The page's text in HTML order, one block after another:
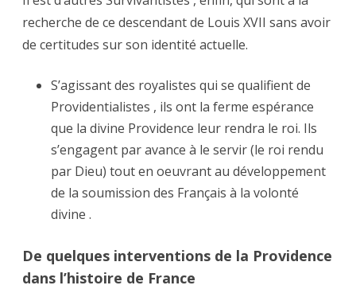
recherche de ce descendant de Louis XVII sans avoir
de certitudes sur son identité actuelle.
S’agissant des royalistes qui se qualifient de
Providentialistes , ils ont la ferme espérance
que la divine Providence leur rendra le roi. Ils
s’engagent par avance à le servir (le roi rendu
par Dieu) tout en oeuvrant au développement
de la soumission des Français à la volonté
divine .
De quelques interventions de la Providence
dans l’histoire de France